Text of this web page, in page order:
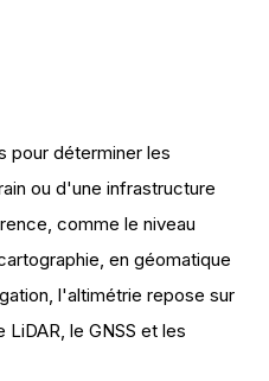
pour déterminer les
ou d'une infrastructure
comme le niveau
en géomatique
l'altimétrie repose sur
le GNSS et les